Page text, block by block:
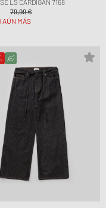
LS CARDIGAN 7168
79,99 €
AÚN MÁS